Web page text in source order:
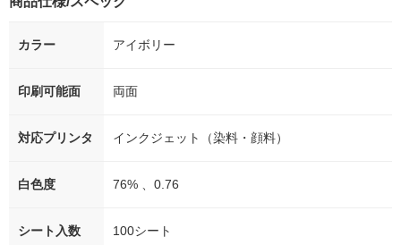
カラー アイボリー
印刷可能面 両面
対応プリンタ インクジェット（染料・顔料）
白色度 76% 、0.76
シート入数 100シート